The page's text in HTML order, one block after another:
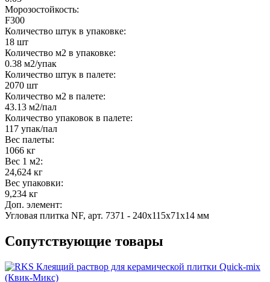
Морозостойкость:
F300
Количество штук в упаковке:
18 шт
Количество м2 в упаковке:
0.38 м2/упак
Количество штук в палете:
2070 шт
Количество м2 в палете:
43.13 м2/пал
Количество упаковок в палете:
117 упак/пал
Вес палеты:
1066 кг
Вес 1 м2:
24,624 кг
Вес упаковки:
9,234 кг
Доп. элемент:
Угловая плитка NF, арт. 7371 - 240x115x71x14 мм
Сопутствующие товары